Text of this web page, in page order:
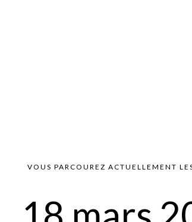
VOUS PARCOUREZ ACTUELLEMENT